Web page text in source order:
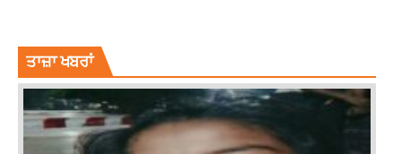
ਤਾਜ਼ਾ ਖਬਰਾਂ